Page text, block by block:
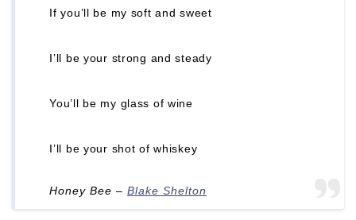
If you’ll be my soft and sweet
I’ll be your strong and steady
You’ll be my glass of wine
I’ll be your shot of whiskey
Honey Bee –Blake Shelton